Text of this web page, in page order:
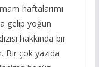
haftalarımı
gelip yoğun
hakkında bir
Bir çok yazıda